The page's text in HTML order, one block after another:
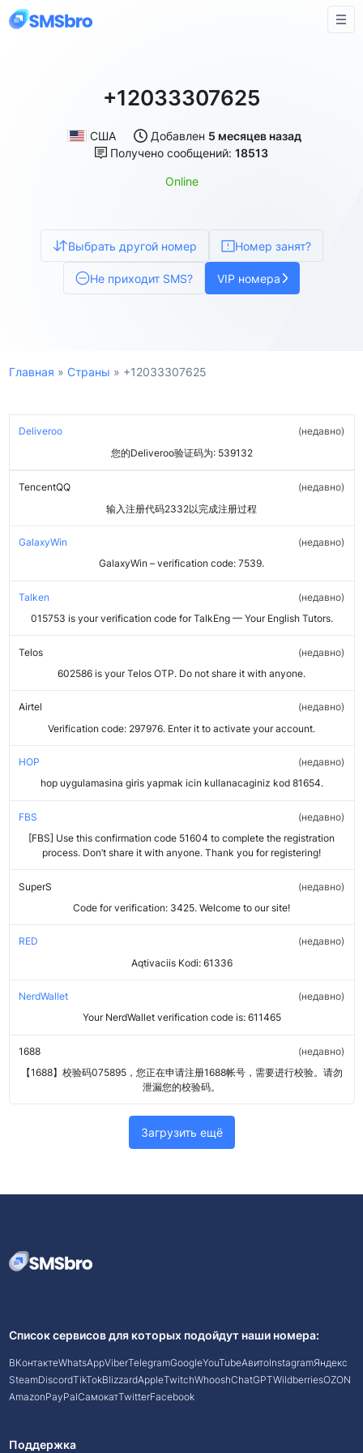
+12033307625
США Добавлен 5 месяцев назад
Получено сообщений: 18513
Online
Выбрать другой номер Номер занят?
Не приходит SMS? VIP номера
Главная » Страны » +12033307625
Deliveroo
您的Deliveroo验证码为: 539132
недавно
TencentQQ
输入注册代码2332以完成注册过程
недавно
GalaxyWin
GalaxyWin – verification code: 7539.
недавно
Talken
015753 is your verification code for TalkEng — Your English Tutors.
недавно
Telos
602586 is your Telos OTP. Do not share it with anyone.
недавно
Airtel
Verification code: 297976. Enter it to activate your account.
недавно
HOP
hop uygulamasina giris yapmak icin kullanacaginiz kod 81654.
недавно
FBS
[FBS] Use this confirmation code 51604 to complete the registration
process. Don’t share it with anyone. Thank you for registering!
недавно
SuperS
Code for verification: 3425. Welcome to our site!
недавно
RED
Aqtivaciis Kodi: 61336
недавно
NerdWallet
Your NerdWallet verification code is: 611465
недавно
1688
【1688】校验码075895，您正在申请注册1688帐号，需要进行校验。请勿
泄漏您的校验码。
недавно
Загрузить ещё
Список сервисов для которых подойдут наши номера:
ВКонтактеWhatsAppViberTelegramGoogleYouTubeАвитоInstagramЯндекс
SteamDiscordTikTokBlizzardAppleTwitchWhooshChatGPTWildberriesOZON
AmazonPayPalСамокатTwitterFacebook
Поддержка